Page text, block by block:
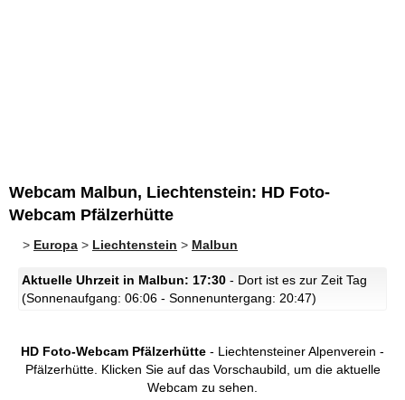
Webcam Malbun, Liechtenstein: HD Foto-
Webcam Pfälzerhütte
> Europa > Liechtenstein > Malbun
Aktuelle Uhrzeit in Malbun: 17:30 - Dort ist es zur Zeit Tag
(Sonnenaufgang: 06:06 - Sonnenuntergang: 20:47)
HD Foto-Webcam Pfälzerhütte - Liechtensteiner Alpenverein -
Pfälzerhütte. Klicken Sie auf das Vorschaubild, um die aktuelle
Webcam zu sehen.